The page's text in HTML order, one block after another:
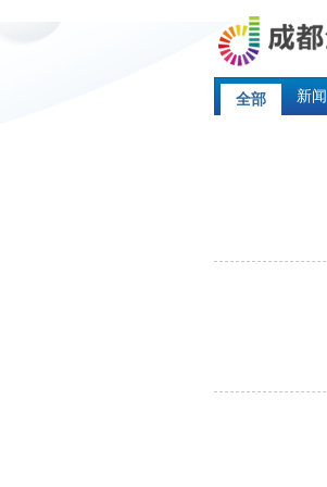
全部 新闻